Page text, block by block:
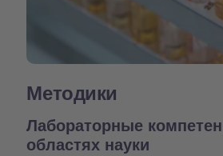
Методики
Лабораторные
областях науки